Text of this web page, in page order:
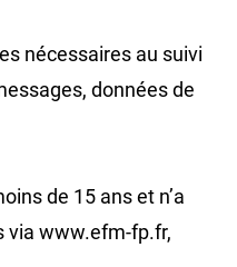
nécessaires au suivi
données de
de 15 ans et n’a
via www.efm-fp.fr,